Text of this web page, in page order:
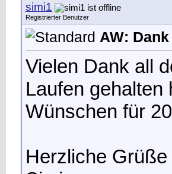
simi1
Registrierter Benutzer
AW:
Vielen Dank all
Laufen gehalten
Wünschen für
Herzliche Grüße